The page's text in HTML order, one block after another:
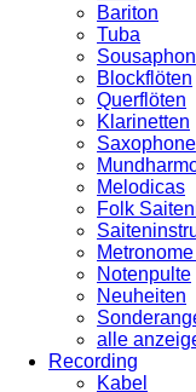
Bariton
Tuba
Sousaphon
Blockflöten
Querflöten
Klarinetten
Saxophone
Melodicas
Folk
Notenpulte
Neuheiten
alle
Recording
Kabel